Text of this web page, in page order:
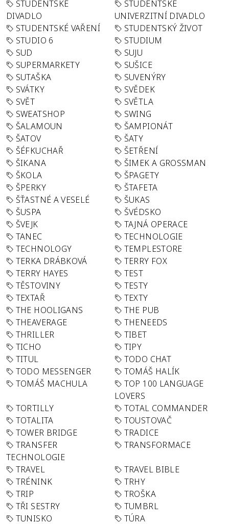
STUDENTSKÉ
DIVADLO
STUDENTSKÉ
UNIVERZITNÍ DIVADLO
STUDENTSKÉ VAŘENÍ
STUDENTSKÝ ŽIVOT
STUDIO 6
STUDIUM
SUD
SUJU
SUPERMARKETY
SUŠICE
SUTAŠKA
SUVENÝRY
SVÁTKY
SVĚDEK
SVĚT
SVĚTLA
SWEATSHOP
SWING
ŠALAMOUN
ŠAMPIONÁT
ŠATOV
ŠATY
ŠÉFKUCHAŘ
ŠETŘENÍ
ŠIKANA
ŠIMEK A GROSSMAN
ŠKOLA
ŠPAGETY
ŠPERKY
ŠTAFETA
ŠŤASTNÉ A VESELÉ
ŠUKAS
ŠUSPA
ŠVÉDSKO
ŠVEJK
TAJNÁ OPERACE
TANEC
TECHNOLOGIE
TECHNOLOGY
TEMPLESTORE
TERKA DRÁBKOVÁ
TERRY FOX
TERRY HAYES
TEST
TĚSTOVINY
TESTY
TEXTAŘ
TEXTY
THE HOOLIGANS
THE PUB
THEAVERAGE
THENEEDS
THRILLER
TIBET
TICHO
TIPY
TITUL
TODO CHAT
TODO MESSENGER
TOMÁŠ HALÍK
TOMÁŠ MACHULA
TOP 100 LANGUAGE
LOVERS
TORTILLY
TOTAL COMMANDER
TOTALITA
TOUSTOVAČ
TOWER BRIDGE
TRADICE
TRANSFER
TECHNOLOGIE
TRANSFORMACE
TRAVEL
TRAVEL BIBLE
TRÉNINK
TRHY
TRIP
TROŠKA
TŘI SESTRY
TUMBRL
TUNISKO
TÚRA